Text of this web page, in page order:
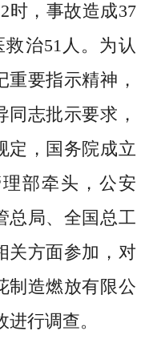
时，事故造成37
治51人。为认
要指示精神，
志批示要求，
定，国务院成立
部牵头，公安
总局、全国总工
关方面参加，对
制造燃放有限公
行调查。